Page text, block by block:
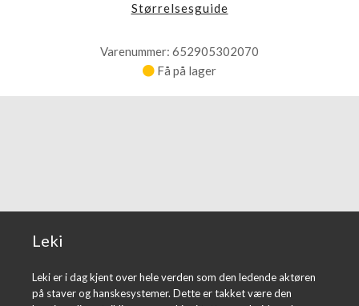
Størrelsesguide
Varenummer: 652905302070
Få på lager
Leki
Leki er i dag kjent over hele verden som den ledende aktøren
på staver og hanskesystemer. Dette er takket være den